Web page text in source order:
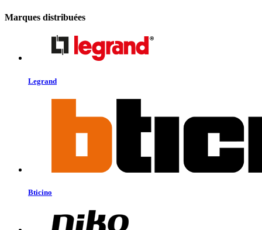
Marques distribuées
Legrand
Bticino